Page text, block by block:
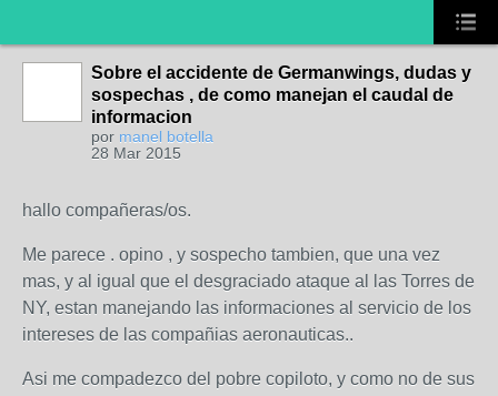
Sobre el accidente de Germanwings, dudas y
sospechas , de como manejan el caudal de
informacion
por manel botella
28 Mar 2015
hallo compañeras/os.
Me parece . opino , y sospecho tambien, que una vez
mas, y al igual que el desgraciado ataque al las Torres de
NY, estan manejando las informaciones al servicio de los
intereses de las compañias aeronauticas..
Asi me compadezco del pobre copiloto, y como no de sus